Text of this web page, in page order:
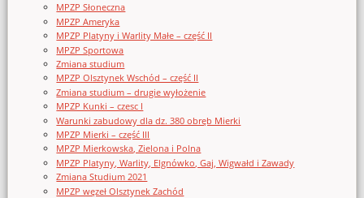
MPZP Słoneczna
MPZP Ameryka
MPZP Platyny i Warlity Małe – część II
MPZP Sportowa
Zmiana studium
MPZP Olsztynek Wschód – część II
Zmiana studium – drugie wyłożenie
MPZP Kunki – czesc I
Warunki zabudowy dla dz. 380 obręb Mierki
MPZP Mierki – część III
MPZP Mierkowska, Zielona i Polna
MPZP Platyny, Warlity, Elgnówko, Gaj, Wigwałd i Zawady
Zmiana Studium 2021
MPZP węzeł Olsztynek Zachód